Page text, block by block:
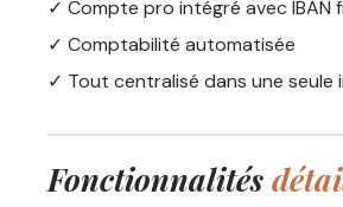
✓ Compte pro intégré avec IBAN
✓ Comptabilité automatisée
✓ Tout centralisé dans une seule
Fonctionnalités